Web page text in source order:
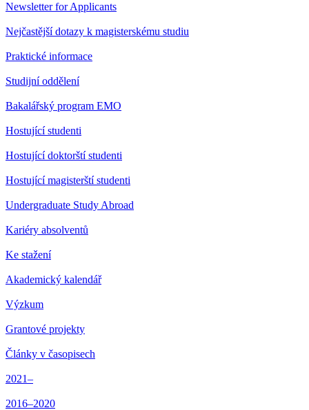
Newsletter for Applicants
Nejčastější dotazy k magisterskému studiu
Praktické informace
Studijní oddělení
Bakalářský program EMO
Hostující studenti
Hostující doktorští studenti
Hostující magisterští studenti
Undergraduate Study Abroad
Kariéry absolventů
Ke stažení
Akademický kalendář
Výzkum
Grantové projekty
Články v časopisech
2021–
2016–2020